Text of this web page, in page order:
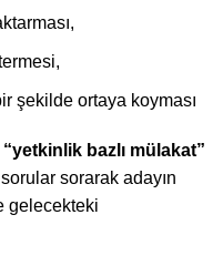
şekilde ortaya koyması
“yetkinlik bazlı mülakat”
sorarak adayın
gelecekteki